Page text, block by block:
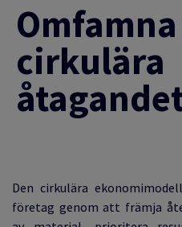
cirkulära
Den cirkulära
företag genom att främja